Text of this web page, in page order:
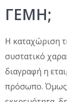
ΓΕΜΗ;
Η καταχώριση
συστατικό
διαγραφή η
πρόσωπο. Όμως